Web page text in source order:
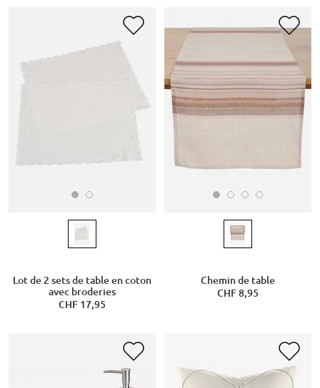
Lot de 2 sets de table en coton
avec broderies
CHF 17,95
Chemin de table
CHF 8,95